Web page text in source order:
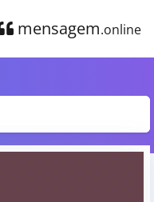
mensagem.online